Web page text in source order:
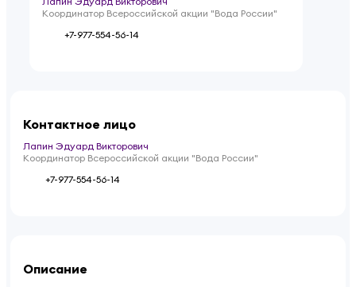
Координатор Всероссийской акции "Вода России"
+7-977-554-56-14
Контактное лицо
Лапин Эдуард Викторович
Координатор Всероссийской акции "Вода России"
+7-977-554-56-14
Описание